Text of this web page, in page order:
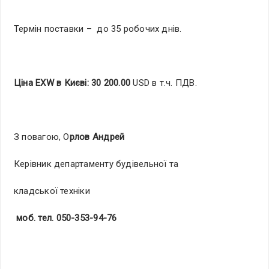
Термін поставки – до 35 робочих днів.
Ціна EXW в Києві: 30 200.00 USD в т.ч. ПДВ.
З повагою, Орлов Андрей
Керівник департаменту будівельної та
кладської техніки
моб. тел. 050-353-94-76